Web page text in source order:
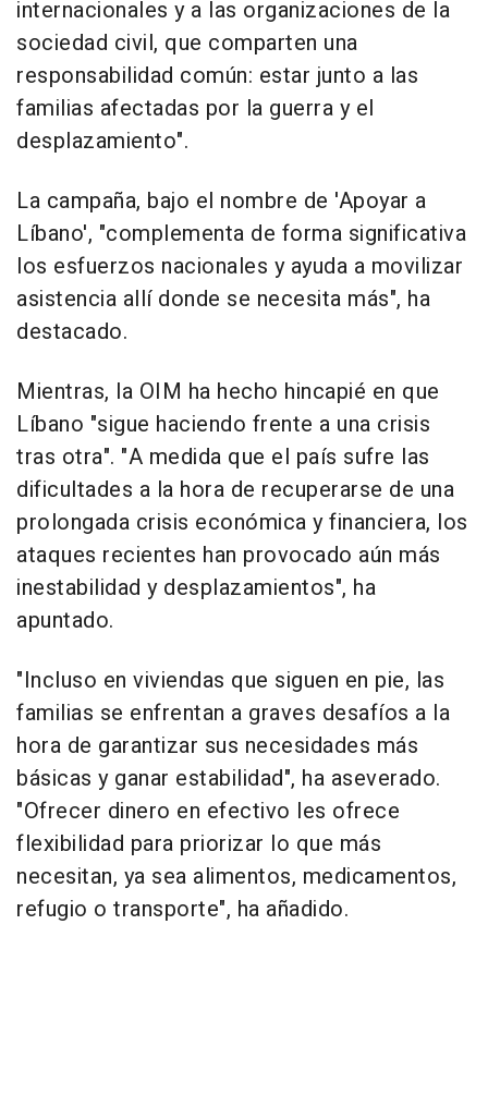
internacionales y a las organizaciones de la
sociedad civil, que comparten una
responsabilidad común: estar junto a las
familias afectadas por la guerra y el
desplazamiento".
La campaña, bajo el nombre de 'Apoyar a
Líbano', "complementa de forma significativa
los esfuerzos nacionales y ayuda a movilizar
asistencia allí donde se necesita más", ha
destacado.
Mientras, la OIM ha hecho hincapié en que
Líbano "sigue haciendo frente a una crisis
tras otra". "A medida que el país sufre las
dificultades a la hora de recuperarse de una
prolongada crisis económica y financiera, los
ataques recientes han provocado aún más
inestabilidad y desplazamientos", ha
apuntado.
"Incluso en viviendas que siguen en pie, las
familias se enfrentan a graves desafíos a la
hora de garantizar sus necesidades más
básicas y ganar estabilidad", ha aseverado.
"Ofrecer dinero en efectivo les ofrece
flexibilidad para priorizar lo que más
necesitan, ya sea alimentos, medicamentos,
refugio o transporte", ha añadido.